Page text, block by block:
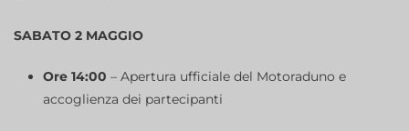
SABATO 2 MAGGIO
Ore 14:00 – Apertura ufficiale del Motoraduno e
accoglienza dei partecipanti